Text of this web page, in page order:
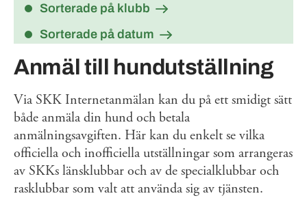
Sorterade på klubb
Sorterade på datum
Anmäl till hundutställning
Via SKK Internetanmälan kan du på ett smidigt sätt
både anmäla din hund och betala
anmälningsavgiften. Här kan du enkelt se vilka
officiella och inofficiella utställningar som arrangeras
av SKKs länsklubbar och av de specialklubbar och
rasklubbar som valt att använda sig av tjänsten.